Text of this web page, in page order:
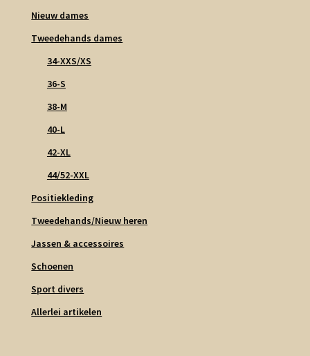
Nieuw dames
Tweedehands dames
34-XXS/XS
36-S
38-M
40-L
42-XL
44/52-XXL
Positiekleding
Tweedehands/Nieuw heren
Jassen & accessoires
Schoenen
Sport divers
Allerlei artikelen